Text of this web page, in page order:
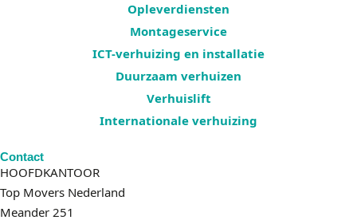
Opleverdiensten
Montageservice
ICT-verhuizing en installatie
Duurzaam verhuizen
Verhuislift
Internationale verhuizing
Contact
HOOFDKANTOOR
Top Movers Nederland
Meander 251